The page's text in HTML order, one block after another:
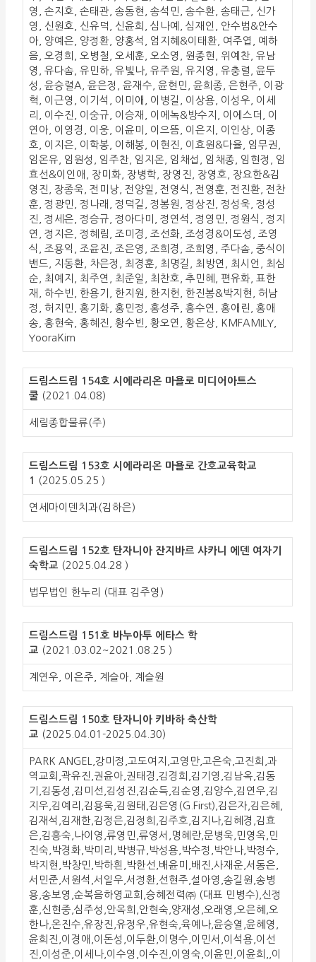
영, 손지호, 손태관, 송동현, 송석민, 송수환, 송태근, 신가
영, 신원호, 신유덕, 신윤희, 심나예, 심재인, 안수범&안수
아, 양예은, 양정환, 양홍석, 엄지혜&이태환, 여주엽, 예하
음, 오경희, 오병철, 오세훈, 오소영, 원종현, 위예찬, 유남
영, 유다솜, 유민하, 유빛나, 유주원, 유지영, 유충렬, 윤두
성, 윤승렬A, 윤은정, 윤재수, 윤현민, 윤희종, 은현주, 이광
혁, 이근영, 이기석, 이미애, 이병길, 이상용, 이성우, 이세
리, 이수진, 이숭규, 이승재, 이에녹&방수지, 이에스더, 이
연아, 이영경, 이웅, 이윤미, 이으뜸, 이은지, 이인상, 이종
호, 이지은, 이학봉, 이해봉, 이현진, 이효원&다율, 임무권,
임온유, 임원성, 임주찬, 임지온, 임채섭, 임채종, 임현정, 임
효선&이인애, 장미화, 장병학, 장영진, 장영호, 장요한&김
영진, 장종욱, 전미낭, 전양일, 전영식, 전영훈, 전진환, 전찬
훈, 정광민, 정나래, 정덕길, 정봉원, 정상진, 정성욱, 정성
진, 정세은, 정승규, 정아다미, 정연석, 정영민, 정원식, 정지
연, 정지은, 정혜림, 조미경, 조선화, 조성경&이도성, 조영
식, 조용익, 조윤진, 조은영, 조희경, 조희영, 주다솜, 중식이
밴드, 지동환, 차은정, 최경훈, 최명길, 최방연, 최시언, 최심
순, 최예지, 최주연, 최준일, 최찬호, 추민혜, 편유화, 표한
재, 하수빈, 한용기, 한지원, 한지헌, 한진봉&박지현, 허남
정, 허지민, 홍기화, 홍민정, 홍성주, 홍수연, 홍애린, 홍애
송, 홍현숙, 홍혜진, 황수빈, 황오연, 황은상, KMFAMILY,
YooraKim
드림스드림 154호 시에라리온 마욜로 미디어아트스
쿨 (2021.04.08)
세림종합물류(주)
드림스드림 153호 시에라리온 마욜로 간호교육학교
1
(2025.05.25 )
연세마이덴치과(김하은)
드림스드림 152호 탄자니아 잔지바르 샤카니 에덴 여자기
숙학교 (2025.04.28 )
법무법인 한누리 (대표 김주영)
드림스드림 151호 바누아투 에타스 학
교 (2021.03.02~2021.08.25 )
계연우, 이은주, 계슬아, 계슬원
드림스드림 150호 탄자니아 키바하 축산학
교 (2025.04.01-2025.04.30)
PARK ANGEL,강미정,고도여지,고영만,고은숙,고진희,과
역교회,곽유진,권윤아,권태경,김경희,김기영,김남옥,김동
기,김동성,김미선,김성진,김순득,김순영,김양수,김연우,김
지우,김예리,김용욱,김원태,김은영(G.First),김은자,김은혜,
김재석,김재한,김정은,김정희,김주호,김지나,김혜경,김효
은,김흥숙,나이영,류영민,류영서,명혜란,문병욱,민영옥,민
진숙,박경화,박미리,박병규,박성용,박수정,박안나,박정수,
박지현,박창민,박하흰,박한선,배윤미,배진,사재운,서동은,
서민준,서원석,서일우,서정환,선현주,설아영,송길원,송병
용,송보영,순복음하영교회,승혜전력㈜ (대표 민병수),신정
훈,신현중,심주성,안옥희,안현숙,양재성,오래영,오은혜,오
한나,온진수,유장진,유정우,유현숙,육예나,윤승열,윤혜영,
윤희진,이경애,이돈성,이두환,이명수,이민서,이석용,이선
진,이성준,이세나,이수영,이수진,이영숙,이윤민,이윤희,,이